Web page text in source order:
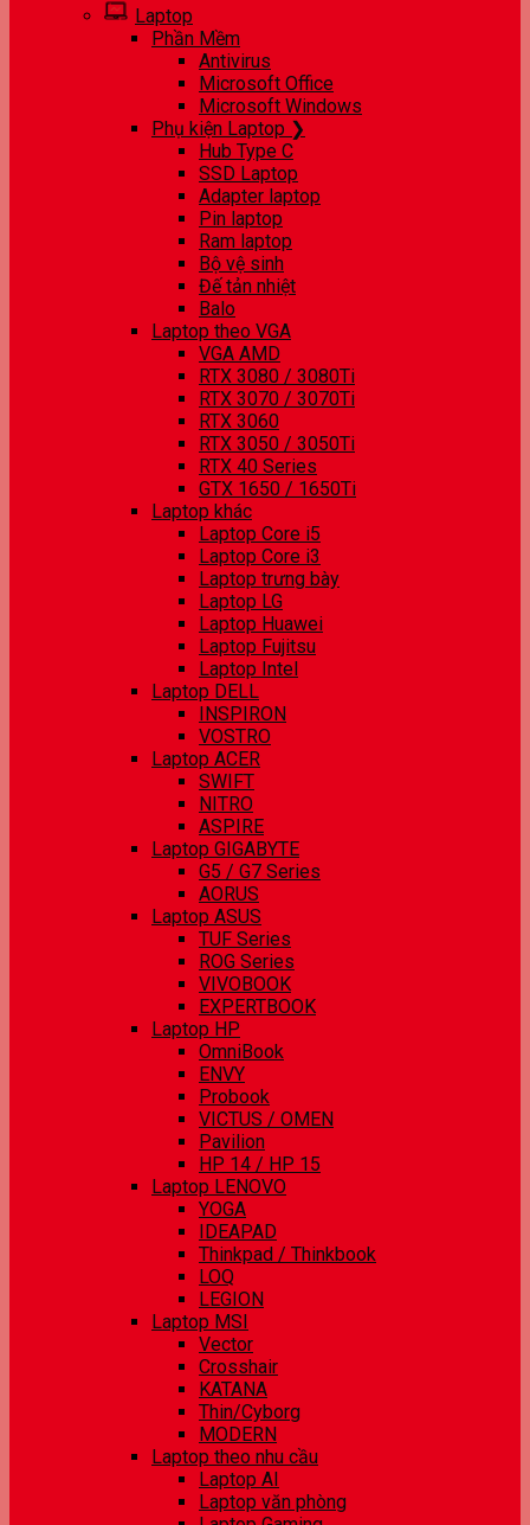
Laptop
Phần Mềm
Antivirus
Microsoft Office
Microsoft Windows
Phụ kiện Laptop ❯
Hub Type C
SSD Laptop
Adapter laptop
Pin laptop
Ram laptop
Bộ vệ sinh
Đế tản nhiệt
Balo
Laptop theo VGA
VGA AMD
RTX 3080 / 3080Ti
RTX 3070 / 3070Ti
RTX 3060
RTX 3050 / 3050Ti
RTX 40 Series
GTX 1650 / 1650Ti
Laptop khác
Laptop Core i5
Laptop Core i3
Laptop trưng bày
Laptop LG
Laptop Huawei
Laptop Fujitsu
Laptop Intel
Laptop DELL
INSPIRON
VOSTRO
Laptop ACER
SWIFT
NITRO
ASPIRE
Laptop GIGABYTE
G5 / G7 Series
AORUS
Laptop ASUS
TUF Series
ROG Series
VIVOBOOK
EXPERTBOOK
Laptop HP
OmniBook
ENVY
Probook
VICTUS / OMEN
Pavilion
HP 14 / HP 15
Laptop LENOVO
YOGA
IDEAPAD
Thinkpad / Thinkbook
LOQ
LEGION
Laptop MSI
Vector
Crosshair
KATANA
Thin/Cyborg
MODERN
Laptop theo nhu cầu
Laptop AI
Laptop văn phòng